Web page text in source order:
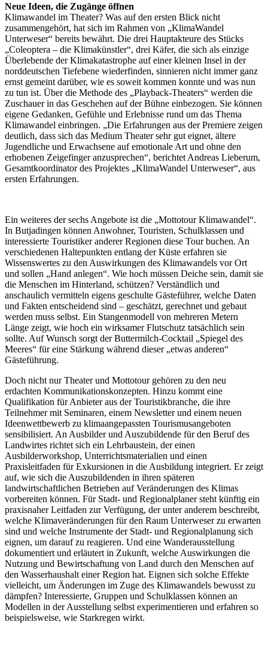
Neue Ideen, die Zugänge öffnen
Klimawandel im Theater? Was auf den ersten Blick nicht
zusammengehört, hat sich im Rahmen von „KlimaWandel
Unterweser“ bereits bewährt. Die drei Hauptakteure des Stücks
„Coleoptera – die Klimakünstler“, drei Käfer, die sich als einzige
Überlebende der Klimakatastrophe auf einer kleinen Insel in der
norddeutschen Tiefebene wiederfinden, sinnieren nicht immer ganz
ernst gemeint darüber, wie es soweit kommen konnte und was nun
zu tun ist. Über die Methode des „Playback-Theaters“ werden die
Zuschauer in das Geschehen auf der Bühne einbezogen. Sie können
eigene Gedanken, Gefühle und Erlebnisse rund um das Thema
Klimawandel einbringen. „Die Erfahrungen aus der Premiere zeigen
deutlich, dass sich das Medium Theater sehr gut eignet, ältere
Jugendliche und Erwachsene auf emotionale Art und ohne den
erhobenen Zeigefinger anzusprechen“, berichtet Andreas Lieberum,
Gesamtkoordinator des Projektes „KlimaWandel Unterweser“, aus
ersten Erfahrungen.
Ein weiteres der sechs Angebote ist die „Mottotour Klimawandel“.
In Butjadingen können Anwohner, Touristen, Schulklassen und
interessierte Touristiker anderer Regionen diese Tour buchen. An
verschiedenen Haltepunkten entlang der Küste erfahren sie
Wissenswertes zu den Auswirkungen des Klimawandels vor Ort
und sollen „Hand anlegen“. Wie hoch müssen Deiche sein, damit sie
die Menschen im Hinterland, schützen? Verständlich und
anschaulich vermitteln eigens geschulte Gästeführer, welche Daten
und Fakten entscheidend sind – geschätzt, gerechnet und gebaut
werden muss selbst. Ein Stangenmodell von mehreren Metern
Länge zeigt, wie hoch ein wirksamer Flutschutz tatsächlich sein
sollte. Auf Wunsch sorgt der Buttermilch-Cocktail „Spiegel des
Meeres“ für eine Stärkung während dieser „etwas anderen“
Gästeführung.
Doch nicht nur Theater und Mottotour gehören zu den neu
erdachten Kommunikationskonzepten. Hinzu kommt eine
Qualifikation für Anbieter aus der Touristikbranche, die ihre
Teilnehmer mit Seminaren, einem Newsletter und einem neuen
Ideenwettbewerb zu klimaangepassten Tourismusangeboten
sensibilisiert. An Ausbilder und Auszubildende für den Beruf des
Landwirtes richtet sich ein Lehrbaustein, der einen
Ausbilderworkshop, Unterrichtsmaterialien und einen
Praxisleitfaden für Exkursionen in die Ausbildung integriert. Er zeigt
auf, wie sich die Auszubildenden in ihren späteren
landwirtschaftlichen Betrieben auf Veränderungen des Klimas
vorbereiten können. Für Stadt- und Regionalplaner steht künftig ein
praxisnaher Leitfaden zur Verfügung, der unter anderem beschreibt,
welche Klimaveränderungen für den Raum Unterweser zu erwarten
sind und welche Instrumente der Stadt- und Regionalplanung sich
eignen, um darauf zu reagieren. Und eine Wanderausstellung
dokumentiert und erläutert in Zukunft, welche Auswirkungen die
Nutzung und Bewirtschaftung von Land durch den Menschen auf
den Wasserhaushalt einer Region hat. Eignen sich solche Effekte
vielleicht, um Änderungen im Zuge des Klimawandels bewusst zu
dämpfen? Interessierte, Gruppen und Schulklassen können an
Modellen in der Ausstellung selbst experimentieren und erfahren so
beispielsweise, wie Starkregen wirkt.